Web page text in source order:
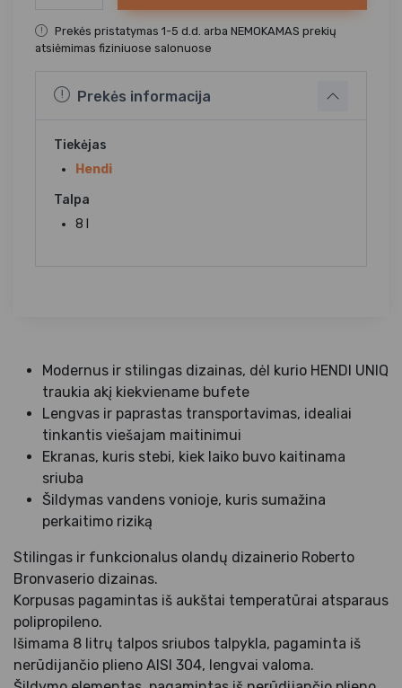
Prekės pristatymas 1-5 d.d. arba NEMOKAMAS prekių
atsiėmimas fiziniuose salonuose
Prekės informacija
Tiekėjas
Hendi
Talpa
8 l
Modernus ir stilingas dizainas, dėl kurio HENDI UNIQ
traukia akį kiekviename bufete
Lengvas ir paprastas transportavimas, idealiai
tinkantis viešajam maitinimui
Ekranas, kuris stebi, kiek laiko buvo kaitinama
sriuba
Šildymas vandens vonioje, kuris sumažina
perkaitimo riziką
Stilingas ir funkcionalus olandų dizainerio Roberto
Bronvaserio dizainas.
Korpusas pagamintas iš aukštai temperatūrai atsparaus
polipropileno.
Išimama 8 litrų talpos sriubos talpykla, pagaminta iš
nerūdijančio plieno AISI 304, lengvai valoma.